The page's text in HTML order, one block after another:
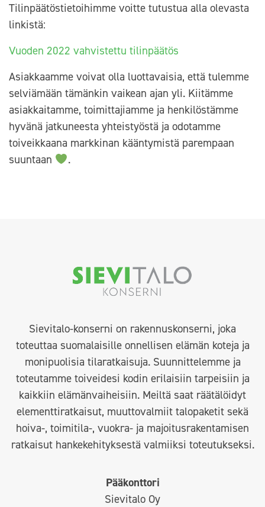
Tilinpäätöstietoihimme voitte tutustua alla olevasta
linkistä:
Vuoden 2022 vahvistettu tilinpäätös
Asiakkaamme voivat olla luottavaisia, että tulemme
selviämään tämänkin vaikean ajan yli. Kiitämme
asiakkaitamme, toimittajiamme ja henkilöstämme
hyvänä jatkuneesta yhteistyöstä ja odotamme
toiveikkaana markkinan kääntymistä parempaan
suuntaan
.
Sievitalo-konserni on rakennuskonserni, joka
toteuttaa suomalaisille onnellisen elämän koteja ja
monipuolisia tilaratkaisuja. Suunnittelemme ja
toteutamme toiveidesi kodin erilaisiin tarpeisiin ja
kaikkiin elämänvaiheisiin. Meiltä saat räätälöidyt
elementtiratkaisut, muuttovalmiit talopaketit sekä
hoiva-, toimitila-, vuokra- ja majoitusrakentamisen
ratkaisut hankekehityksestä valmiiksi toteutukseksi.
Pääkonttori
Sievitalo Oy